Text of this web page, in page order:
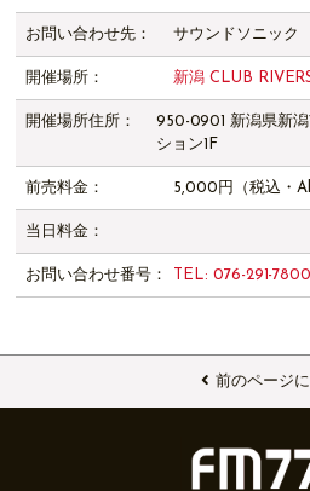
お問い合わせ先： サウンドソニック
開催場所： 新潟 CLUB
開催場所住所：
950-0901 新潟県新
ション1F
前売料金： 5,000円（税込・
当日料金：
お問い合わせ番号： TEL: 076-291-7800
前のページ